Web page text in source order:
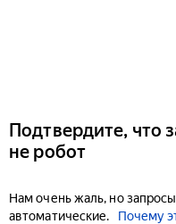
Подтвердите, что
не робот
Нам очень жаль, но
автоматические.
Почему